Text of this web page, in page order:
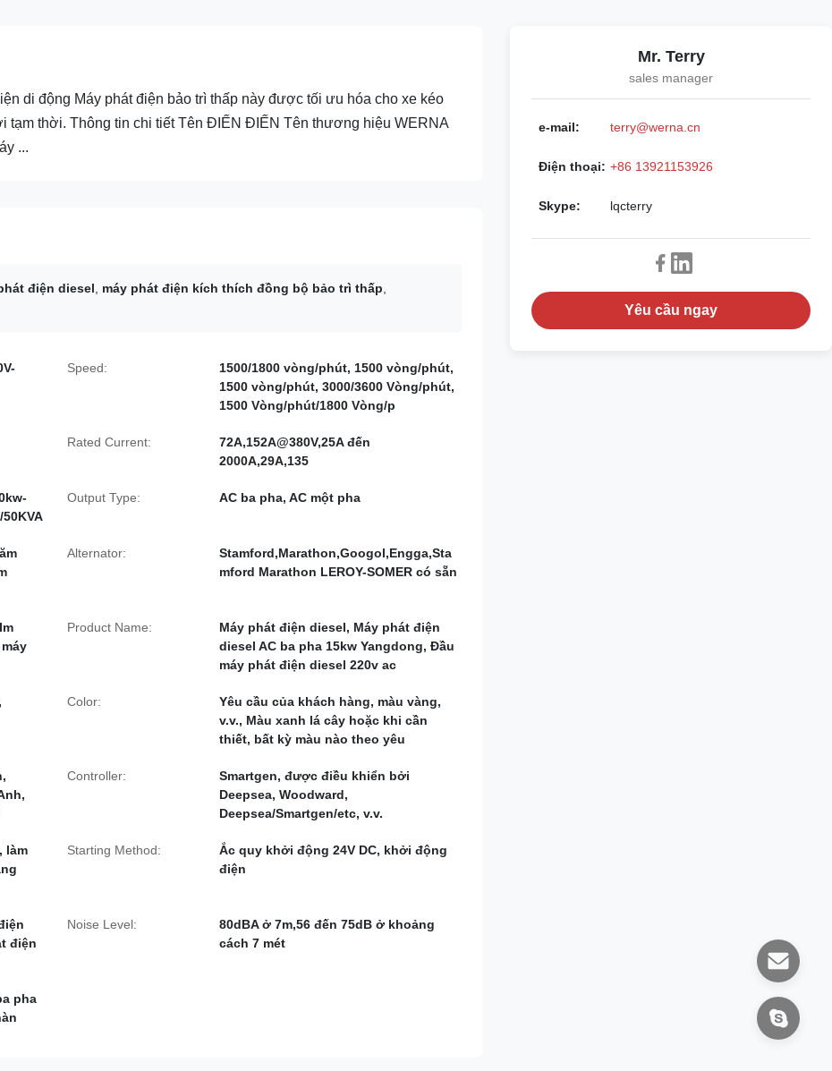
di động Máy phát điện bảo trì thấp này được tối ưu hóa cho xe kéo
tạm thời. Thông tin chi tiết Tên ĐIẾN ĐIẾN Tên thương hiệu WERNA
...
điện diesel máy phát điện kích thích đồng bộ bảo trì thấp
Speed:
1500/1800 vòng/phút, 1500 vòng/phút,
1500 vòng/phút, 3000/3600 Vòng/phút,
1500 Vòng/phút/1800 Vòng/p
Rated Current:
72A,152A@380V,25A đến
2000A,29A,135
50KVA
Output Type: AC ba pha, AC một pha
Alternator:
Stamford,Marathon,Googol,Engga,Sta
mford Marathon LEROY-SOMER có sẵn
Product Name:
Máy phát điện diesel, Máy phát điện
diesel AC ba pha 15kw Yangdong, Đầu
máy phát điện diesel 220v ac
Color:
Yêu cầu của khách hàng, màu vàng,
v.v., Màu xanh lá cây hoặc khi cần
thiết, bất kỳ màu nào theo yêu
Controller:
Smartgen, được điều khiển bởi
Deepsea, Woodward,
Deepsea/Smartgen/etc, v.v.
làm
Starting Method:
Ắc quy khởi động 24V DC, khởi động
điện
điện
Noise Level:
80dBA ở 7m,56 đến 75dB ở khoảng
cách 7 mét
pha
Mr. Terry
sales manager
e-mail: terry@werna.cn
Điện thoại: +86 13921153926
Skype: lqcterry
Yêu cầu ngay